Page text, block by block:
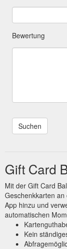
Bewertung
Gift Card
Mit der Gift Card
Geschenkkarten
App hinzu und
automatischen
Kein